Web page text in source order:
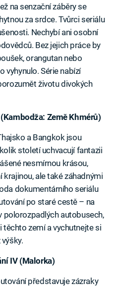
na senzační záběry se
za srdce. Tvůrci seriálu
Nechybí ani osobní
Bez jejich práce by
orangutan nebo
vyhynulo. Série nabízí
životu divokých
Země Khmérů)
a Bangkok jsou
století uchvacují fantazii
nesmírnou krásou,
ale také záhadnými
dokumentárního seriálu
po staré cestě – na
polorozpadlých autobusech,
těchto zemí a vychutnejte si
IV (Malorka)
představuje zázraky